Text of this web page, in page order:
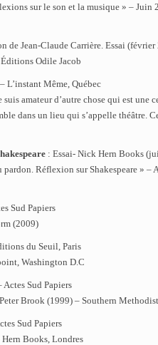
sur le son et la musique » –
de Jean-Claude Carrière. Essai (février
Odile Jacob
L’instant Même, Québec
suis amateur d’autre chose qui est une
dans un lieu qui s’appelle théâtre.
: Essai- Nick Hern Books
pardon. Réflexion sur Shakespeare »
Sud Papiers
(2009)
du Seuil, Paris
Washington D.C
Actes Sud Papiers
Brook (1999) – Southern
Sud Papiers
Books, Londres